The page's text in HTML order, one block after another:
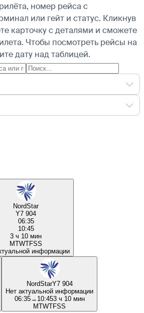
номер рейса с
или гейт и статус. Кликнув
карточку с деталями и сможете
Чтобы посмотреть рейсы на
дату над таблицей.
NordStar
Y7 904
06:35
10:45
3 ч 10 мин
MTWTFSS
информации
NordStarY7 904
Нет актуальной информации
06:35→ 10:453 ч 10 мин
MTWTFSS